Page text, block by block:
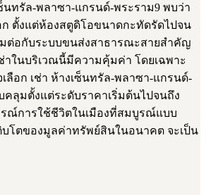
นทรัล-พลาซา-แกรนด์-พระราม9 พบว่า
ก ตั้งแต่ห้องสตูดิโอขนาดกะทัดรัดไปจน
มต่อกับระบบขนส่งสาธารณะสายสำคัญ
าในบริเวณนี้มีความคุ้มค่า โดยเฉพาะ
อก เช่า ห้างเซ็นทรัล-พลาซา-แกรนด์-
ลุมตั้งแต่ระดับราคาเริ่มต้นไปจนถึง
ณ์การใช้ชีวิตในเมืองที่สมบูรณ์แบบ
โตของมูลค่าทรัพย์สินในอนาคต จะเป็น